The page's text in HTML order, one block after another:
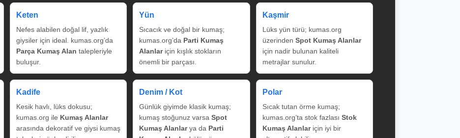
Keten
Nefes alabilen doğal lif, yazlık
giysiler için ideal. kumas.org’da
Parça Kumaş Alan talepleriyle
buluşur.
Yün
Sıcacık ve doğal bir kumaş;
kumas.org’da Parti Kumaş
Alanlariçin kışlık stokların
önemli bir parçası.
Kaşmir
Lüks yün türü; kumas.org
üzerinden Spot Kumaş Alanlar
için nadir bulunan kaliteli
metrajlar sunulur.
Kadife
Kesik havlı, lüks dokusu;
kumas.org ile Kumaş Alanlar
arasında dekoratif ve giysi kumaş
Denim / Kot
Günlük giyimde klasik kumaş;
kumaş stoğunuz varsa Spot
Kumaş Alanlarya da Parti
Polar
Sıcak tutan örme kumaş;
kumas.org’ta stok fazlası Stok
Kumaş Alanlariçin iyi bir